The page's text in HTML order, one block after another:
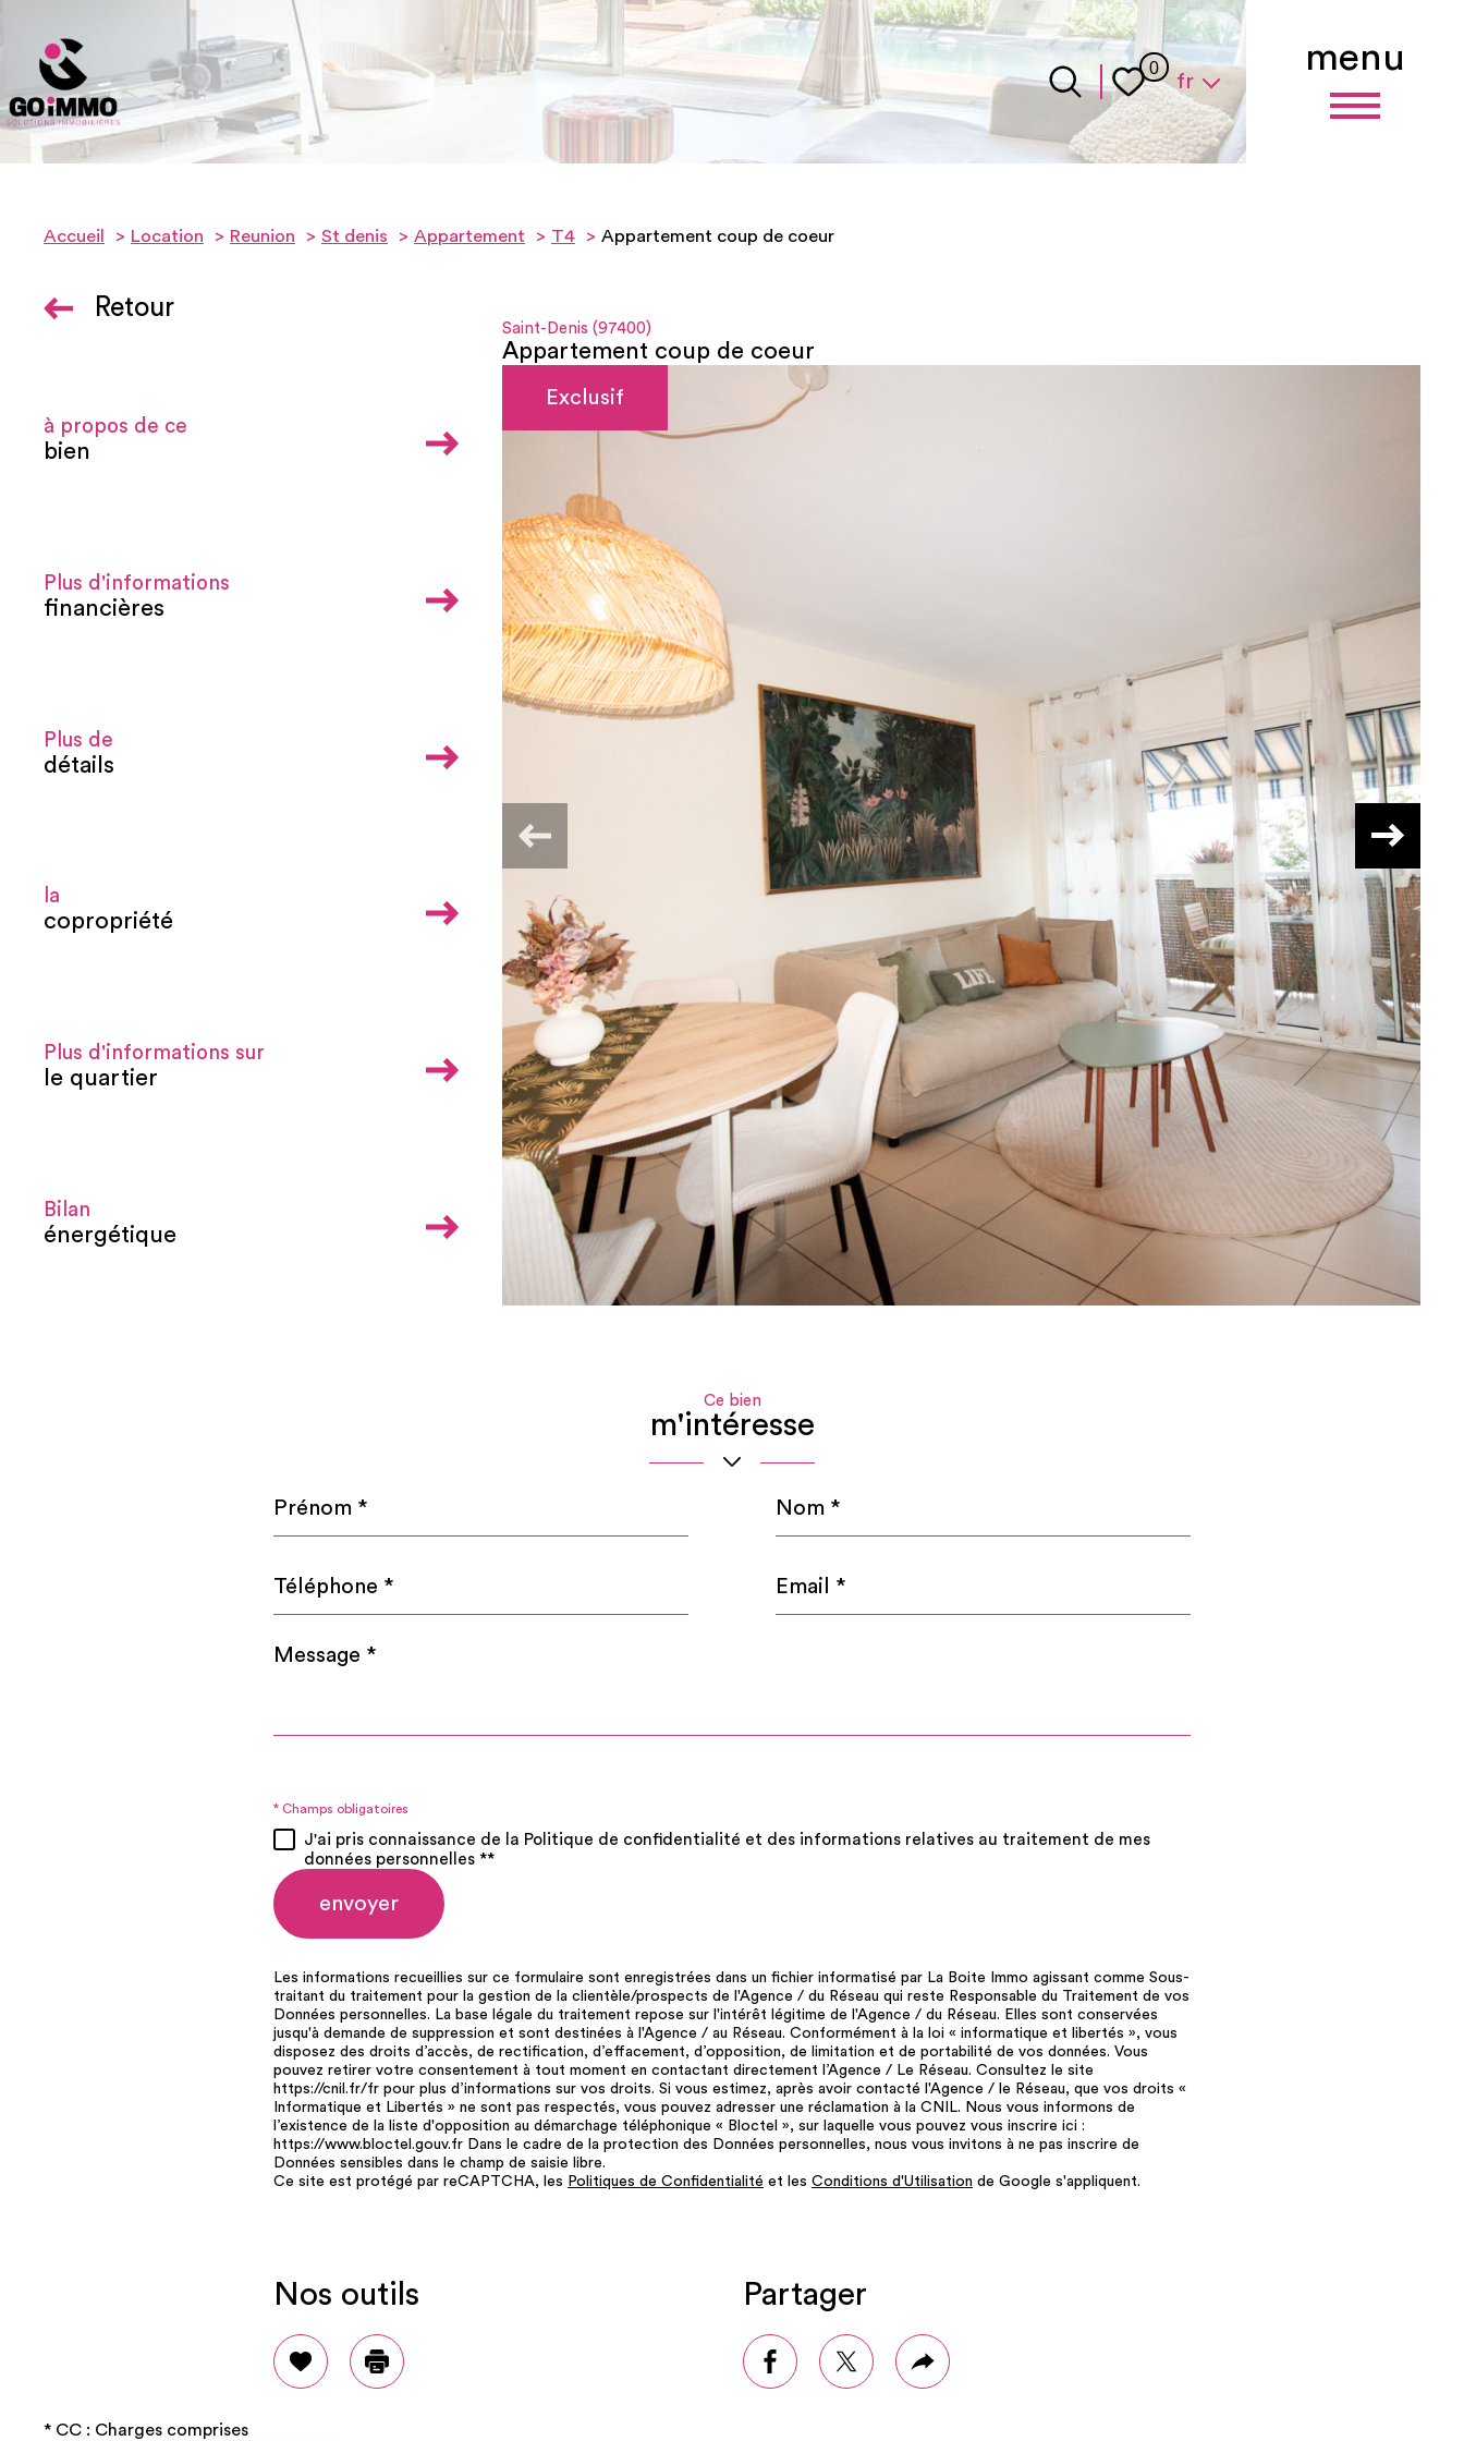
menu
0 Langue
fr
Accueil Location Reunion St denis Appartement T4 Appartement coup de coeur
Retour
Saint-Denis (97400)
Appartement coup de coeur
à propos de ce
bien
Plus d'informations
financières
Plus de
détails
la
copropriété
Plus d'informations sur
le quartier
Bilan
énergétique
Exclusif
Ce bien
m'intéresse
Prénom
Nom
Téléphone
Email
Message
* Champs obligatoires
J'ai pris connaissance de la Politique de confidentialité et des informations relatives au traitement de mes
données personnelles **
envoyer
Les informations recueillies sur ce formulaire sont enregistrées dans un fichier informatisé par La Boite Immo agissant comme Sous-
traitant du traitement pour la gestion de la clientèle/prospects de l'Agence / du Réseau qui reste Responsable du Traitement de vos
Données personnelles. La base légale du traitement repose sur l'intérêt légitime de l'Agence / du Réseau. Elles sont conservées
jusqu'à demande de suppression et sont destinées à l'Agence / au Réseau. Conformément à la loi « informatique et libertés », vous
disposez des droits d’accès, de rectification, d’effacement, d’opposition, de limitation et de portabilité de vos données. Vous
pouvez retirer votre consentement à tout moment en contactant directement l’Agence / Le Réseau. Consultez le site
https://cnil.fr/fr pour plus d’informations sur vos droits. Si vous estimez, après avoir contacté l'Agence / le Réseau, que vos droits «
Informatique et Libertés » ne sont pas respectés, vous pouvez adresser une réclamation à la CNIL. Nous vous informons de
l’existence de la liste d'opposition au démarchage téléphonique « Bloctel », sur laquelle vous pouvez vous inscrire ici :
https://www.bloctel.gouv.fr Dans le cadre de la protection des Données personnelles, nous vous invitons à ne pas inscrire de
Données sensibles dans le champ de saisie libre.
Ce site est protégé par reCAPTCHA, les Politiques de Confidentialité et les Conditions d'Utilisation de Google s'appliquent.
Nos outils
SélectionnerImprimer
Partager
facebooktwitter Plus
de
* CC : Charges comprises